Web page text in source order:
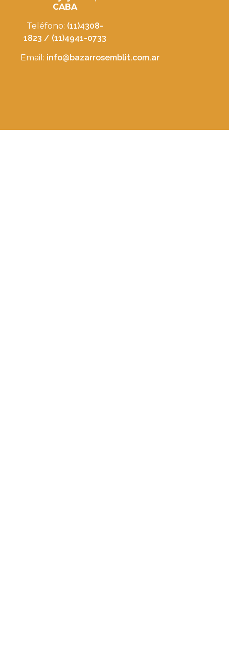
CABA
Teléfono: (11)4308-
1823 / (11)4941-0733
Email: info@bazarrosemblit.com.ar